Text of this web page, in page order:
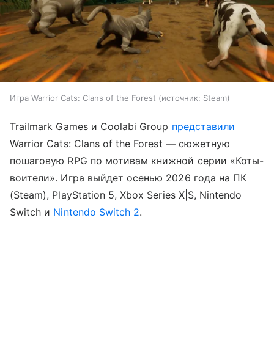
Игра Warrior Cats: Clans of the Forest источник: Steam
Trailmark Games и Coolabi Group представили
Warrior Cats: Clans of the Forest — сюжетную
пошаговую RPG по мотивам книжной серии «Коты-
воители». Игра выйдет осенью 2026 года на ПК
(Steam), PlayStation 5, Xbox Series X|S, Nintendo
Switch и Nintendo Switch 2.